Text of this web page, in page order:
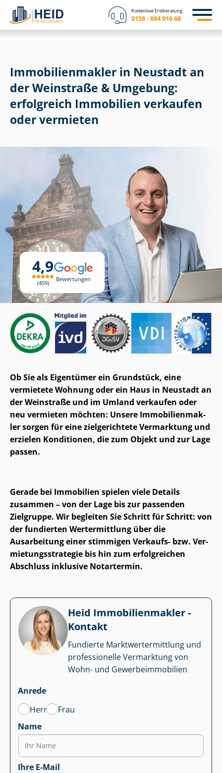
Kostenlose Erstberatung
0158 - 884 916 68
4,9
459
Bewertungen
Im­mo­bi­li­en­mak­ler in Neustadt an
der Weinstraße & Umgebung:
erfolgreich Immobilien verkaufen
oder vermieten
Ob Sie als Eigentümer ein Grundstück, eine
vermietete Wohnung oder ein Haus in Neustadt an
der Weinstraße und im Umland verkaufen oder
neu vermieten möchten: Unsere Im­mo­bi­li­en­mak­
ler sorgen für eine zielgerichtete Vermarktung und
erzielen Konditionen, die zum Objekt und zur Lage
passen.
Gerade bei Immobilien spielen viele Details
zusammen – von der Lage bis zur passenden
Zielgruppe. Wir begleiten Sie Schritt für Schritt: von
der fundierten Wertermittlung über die
Ausarbeitung einer stimmigen Verkaufs- bzw. Ver­
mie­tungs­stra­te­gie bis hin zum erfolgreichen
Abschluss inklusive Notartermin.
Heid Im­mo­bi­li­en­mak­ler -
Kontakt
Fundierte Markt­wert­ermitt­lung und
professionelle Vermarktung von
Wohn- und Ge­wer­be­im­mo­bi­li­en
Anrede
Herr
Frau
Name
Ihre E-Mail